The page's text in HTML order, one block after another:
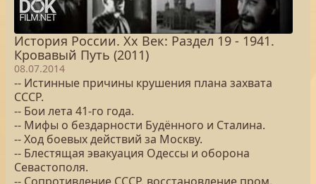
История России. Хх Век: Раздел 19 - 1941.
Кровавый Путь (2011)
08.07.2014
-- Истинные причины крушения плана захвата
СССР.
-- Бои лета 41-го года.
-- Мифы о бездарности Будённого и Сталина.
-- Ход боевых действий за Москву.
-- Блестящая эвакуация Одессы и оборона
Севастополя.